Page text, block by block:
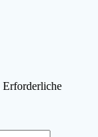
Erforderliche